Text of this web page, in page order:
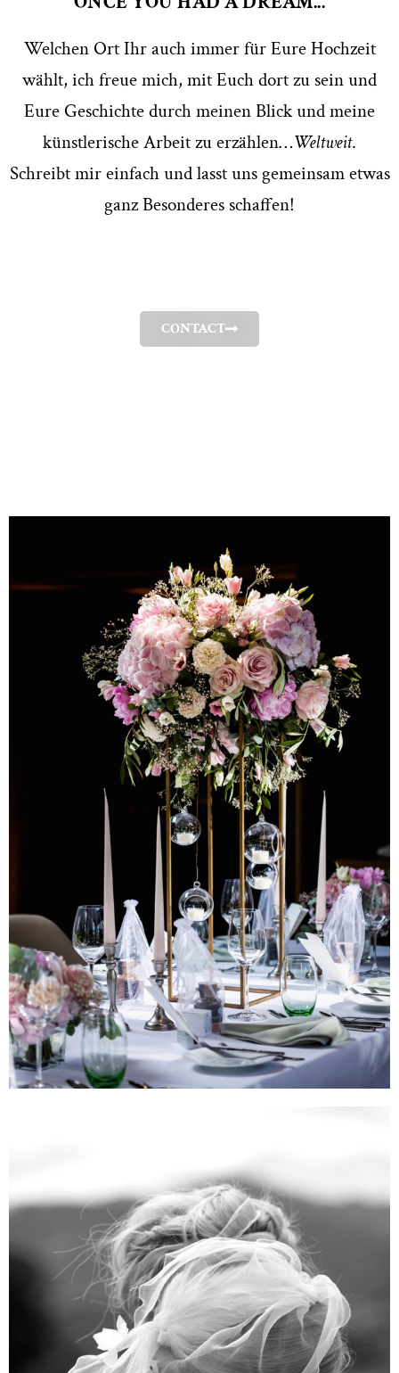
Welchen Ort Ihr auch immer für Eure Hochzeit
wählt, ich freue mich, mit Euch dort zu sein und
Eure Geschichte durch meinen Blick und meine
künstlerische Arbeit zu erzählen…Weltweit.
Schreibt mir einfach und lasst uns gemeinsam etwas
ganz Besonderes schaffen!
CONTACT